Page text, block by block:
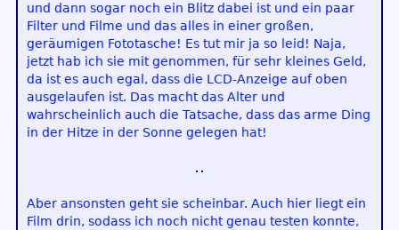
und dann sogar noch ein Blitz dabei ist und ein paar
Filter und Filme und das alles in einer großen,
geräumigen Fototasche! Es tut mir ja so leid! Naja,
jetzt hab ich sie mit genommen, für sehr kleines Geld,
da ist es auch egal, dass die LCD-Anzeige auf oben
ausgelaufen ist. Das macht das Alter und
wahrscheinlich auch die Tatsache, dass das arme Ding
in der Hitze in der Sonne gelegen hat!
Aber ansonsten geht sie scheinbar. Auch hier liegt ein
Film drin, sodass ich noch nicht genau testen konnte,